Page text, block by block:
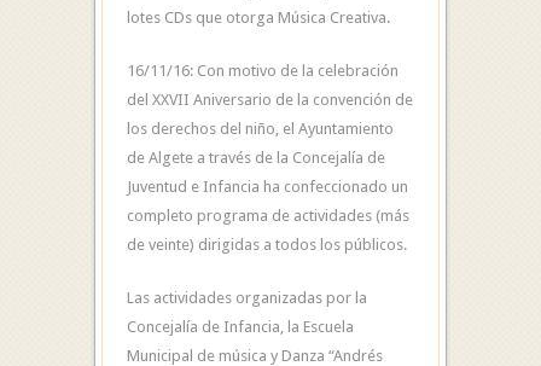
lotes CDs que otorga Música Creativa.
16/11/16: Con motivo de la celebración
del XXVII Aniversario de la convención de
los derechos del niño, el Ayuntamiento
de Algete a través de la Concejalía de
Juventud e Infancia ha confeccionado un
completo programa de actividades (más
de veinte) dirigidas a todos los públicos.
Las actividades organizadas por la
Concejalía de Infancia, la Escuela
Municipal de música y Danza “Andrés